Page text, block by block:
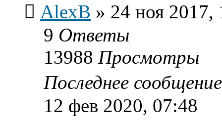
AlexB » 24 ноя 2017,
9 Ответы
13988 Просмотры
Последнее
12 фев 2020, 07:48